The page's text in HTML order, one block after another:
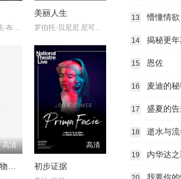
汤姆·希林 沃尔克·布鲁赫 卡塔琳娜·舒特勒 米里亚姆·斯坦因
美丽人生
罗伯托·贝尼尼 尼可莱塔·布拉斯基 乔治·坎塔里尼 朱斯蒂诺·?
高清 高清
初步证据
13 懵懂情欲
14 揭秘更年
15 恩佐
16 麦迪的
17 盛夏的告
18 逝水与
19 内华达